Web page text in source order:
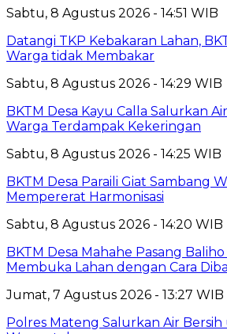
Sabtu, 8 Agustus 2026 - 14:51 WIB
Datangi TKP Kebakaran Lahan,
Warga tidak Membakar
Sabtu, 8 Agustus 2026 - 14:29 WIB
BKTM Desa Kayu Calla Salurkan
Warga Terdampak Kekeringan
Sabtu, 8 Agustus 2026 - 14:25 WIB
BKTM Desa Paraili Giat Sambang
Mempererat Harmonisasi
Sabtu, 8 Agustus 2026 - 14:20 WIB
BKTM Desa Mahahe Pasang
Membuka Lahan dengan Cara
Jumat, 7 Agustus 2026 - 13:27 WIB
Polres Mateng Salurkan Air